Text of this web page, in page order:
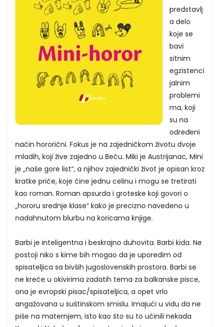
predstavlj
a delo
koje se
bavi
sitnim
egzistenci
jalnim
problemi
ma, koji
su na
određeni
način hororični. Fokus je na zajedničkom životu dvoje
mladih, koji žive zajedno u Beču. Miki je Austrijanac, Mini
je „naše gore list“, a njihov zajednički život je opisan kroz
kratke priče, koje čine jednu celinu i mogu se tretirati
kao roman. Roman apsurda i groteske koji govori o
„hororu srednje klase“ kako je precizno navedeno u
nadahnutom blurbu na koricama knjige.
Barbi je inteligentna i beskrajno duhovita. Barbi kida. Ne
postoji niko s kime bih mogao da je uporedim od
spisateljica sa bivših jugoslovenskih prostora. Barbi se
ne kreće u okivirima zadatih tema za balkanske pisce,
ona je evropski pisac/spisateljica, a opet vrlo
angažovana u suštinskom smislu. Imajući u vidu da ne
piše na maternjem, isto kao što su to učinili nekada